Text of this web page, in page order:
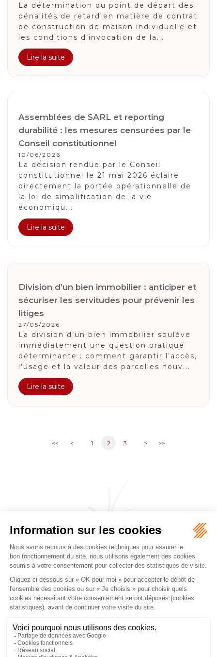
La détermination du point de départ des
pénalités de retard en matière de contrat
de construction de maison individuelle et
les conditions d’invocation de la...
Lire la suite
Assemblées de SARL et reporting
durabilité : les mesures censurées par le
Conseil constitutionnel
10/06/2026
La décision rendue par le Conseil
constitutionnel le 21 mai 2026 éclaire
directement la portée opérationnelle de
la loi de simplification de la vie
économiqu...
Lire la suite
Division d’un bien immobilier : anticiper et
sécuriser les servitudes pour prévenir les
litiges
27/05/2026
La division d’un bien immobilier soulève
immédiatement une question pratique
déterminante : comment garantir l’accès,
l’usage et la valeur des parcelles nouv...
Lire la suite
<< < 1 2 3 > >>
CABINET JEANJACQUES & DE PERTHUIS
FALGUEROLLES
Tél :05 62 27 70 14